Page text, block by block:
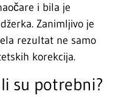
i bila je
Zanimljivo je
rezultat ne samo
korekcija.
su potrebni?